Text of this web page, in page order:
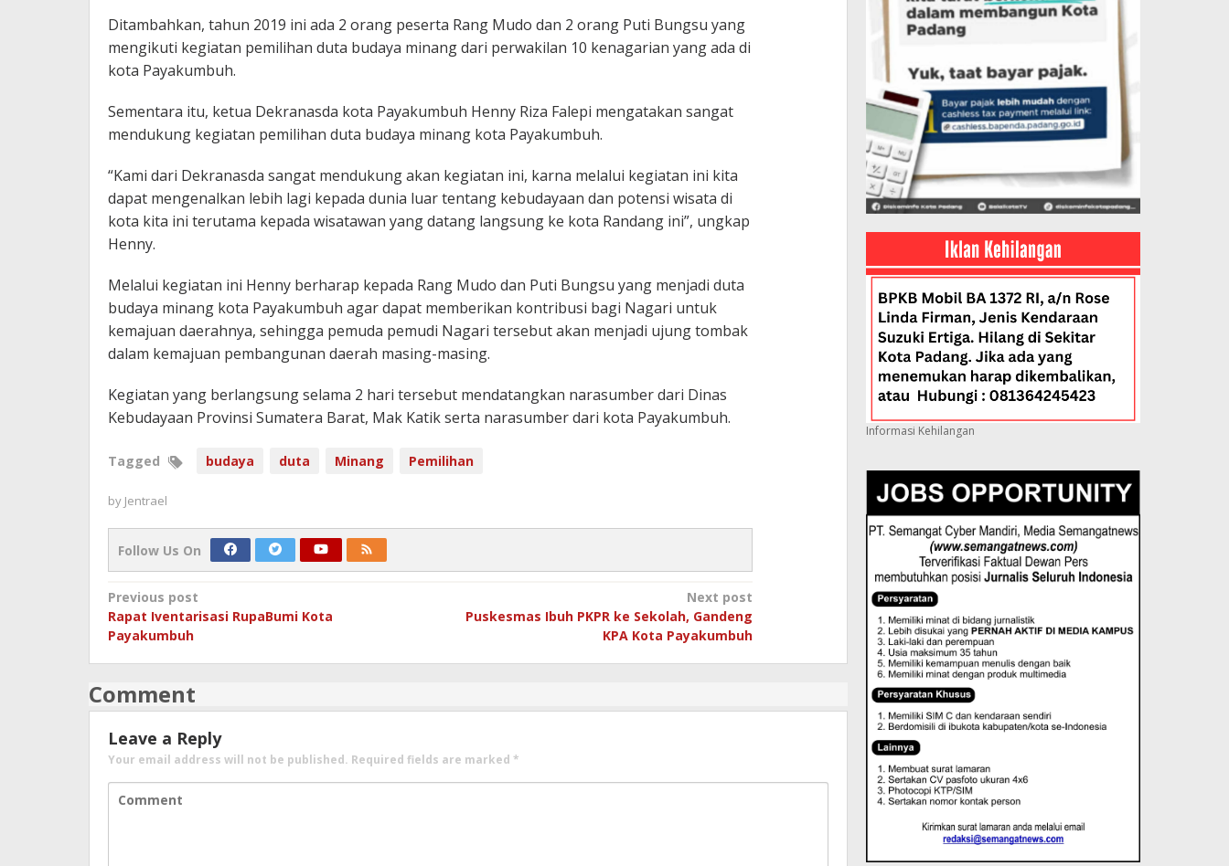
Ditambahkan, tahun 2019 ini ada 2 orang peserta Rang Mudo dan 2 orang Puti Bungsu yang
mengikuti kegiatan pemilihan duta budaya minang dari perwakilan 10 kenagarian yang ada di
kota Payakumbuh.
Sementara itu, ketua Dekranasda kota Payakumbuh Henny Riza Falepi mengatakan sangat
mendukung kegiatan pemilihan duta budaya minang kota Payakumbuh.
“Kami dari Dekranasda sangat mendukung akan kegiatan ini, karna melalui kegiatan ini kita
dapat mengenalkan lebih lagi kepada dunia luar tentang kebudayaan dan potensi wisata di
kota kita ini terutama kepada wisatawan yang datang langsung ke kota Randang ini”, ungkap
Henny.
Melalui kegiatan ini Henny berharap kepada Rang Mudo dan Puti Bungsu yang menjadi duta
budaya minang kota Payakumbuh agar dapat memberikan kontribusi bagi Nagari untuk
kemajuan daerahnya, sehingga pemuda pemudi Nagari tersebut akan menjadi ujung tombak
dalam kemajuan pembangunan daerah masing-masing.
Kegiatan yang berlangsung selama 2 hari tersebut mendatangkan narasumber dari Dinas
Kebudayaan Provinsi Sumatera Barat, Mak Katik serta narasumber dari kota Payakumbuh.
Tagged budaya duta Minang Pemilihan
by Jentrael
Follow Us On
Post
navigation
Previous post
Rapat Iventarisasi RupaBumi Kota
Payakumbuh
Next post
Puskesmas Ibuh PKPR ke Sekolah, Gandeng
KPA Kota Payakumbuh
Comment
Leave a Reply
Your email address will not be published. Required fields are marked *
Informasi Kehilangan